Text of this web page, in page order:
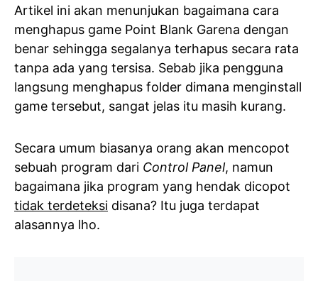
Artikel ini akan menunjukan bagaimana cara
menghapus game Point Blank Garena dengan
benar sehingga segalanya terhapus secara rata
tanpa ada yang tersisa. Sebab jika pengguna
langsung menghapus folder dimana menginstall
game tersebut, sangat jelas itu masih kurang.
Secara umum biasanya orang akan mencopot
sebuah program dari Control Panel, namun
bagaimana jika program yang hendak dicopot
tidak terdeteksi disana? Itu juga terdapat
alasannya lho.